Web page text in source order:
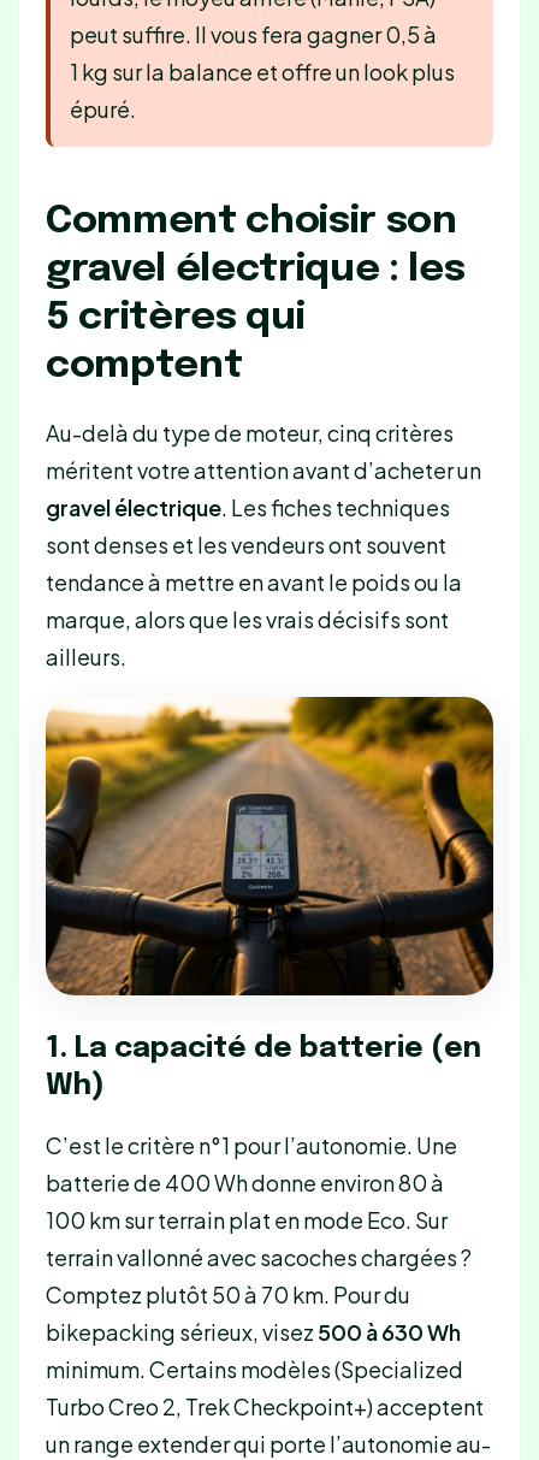
peut suffire. Il vous fera gagner 0,5 à
1 kg sur la balance et offre un look plus
épuré.
Comment choisir son
gravel électrique : les
5 critères qui
comptent
Au-delà du type de moteur, cinq critères
méritent votre attention avant d’acheter un
gravel électrique. Les fiches techniques
sont denses et les vendeurs ont souvent
tendance à mettre en avant le poids ou la
marque, alors que les vrais décisifs sont
ailleurs.
1. La capacité de batterie (en
Wh)
C’est le critère n°1 pour l’autonomie. Une
batterie de 400 Wh donne environ 80 à
100 km sur terrain plat en mode Eco. Sur
terrain vallonné avec sacoches chargées ?
Comptez plutôt 50 à 70 km. Pour du
bikepacking sérieux, visez 500 à 630 Wh
minimum. Certains modèles (Specialized
Turbo Creo 2, Trek Checkpoint+) acceptent
un range extender qui porte l’autonomie au-